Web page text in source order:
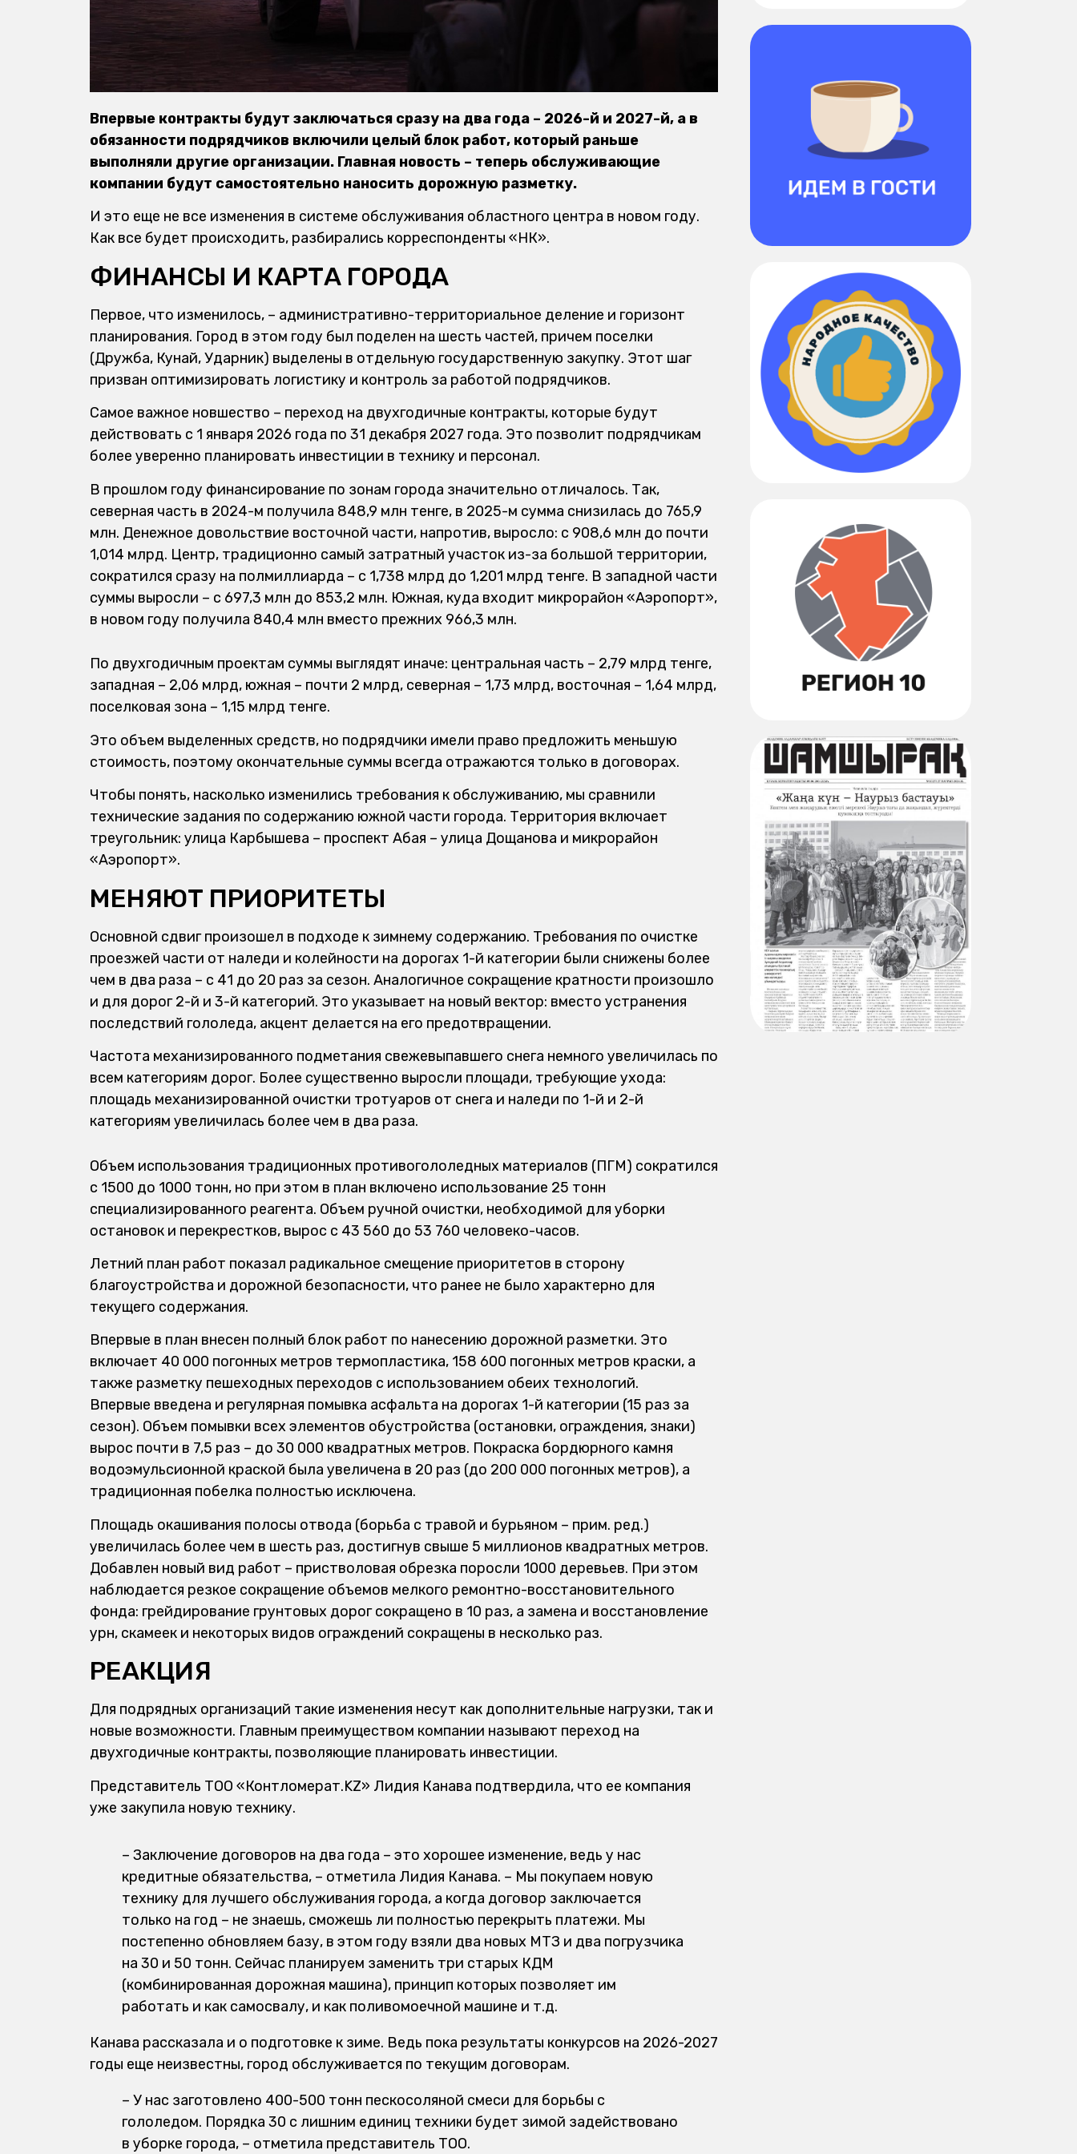
Впервые контракты будут заключаться сразу на два года – 2026-й и 2027-й, а в
обязанности подрядчиков включили целый блок работ, который раньше
выполняли другие организации. Главная новость – теперь обслуживающие
компании будут самостоятельно наносить дорожную разметку.
И это еще не все изменения в системе обслуживания областного центра в новом году.
Как все будет происходить, разбирались корреспонденты «НК».
ФИНАНСЫ И КАРТА ГОРОДА
Первое, что изменилось, – административно-территориальное деление и горизонт
планирования. Город в этом году был поделен на шесть частей, причем поселки
(Дружба, Кунай, Ударник) выделены в отдельную государственную закупку. Этот шаг
призван оптимизировать логистику и контроль за работой подрядчиков.
Самое важное новшество – переход на двухгодичные контракты, которые будут
действовать с 1 января 2026 года по 31 декабря 2027 года. Это позволит подрядчикам
более уверенно планировать инвестиции в технику и персонал.
В прошлом году финансирование по зонам города значительно отличалось. Так,
северная часть в 2024-м получила 848,9 млн тенге, в 2025-м сумма снизилась до 765,9
млн. Денежное довольствие восточной части, напротив, выросло: с 908,6 млн до почти
1,014 млрд. Центр, традиционно самый затратный участок из-за большой территории,
сократился сразу на полмиллиарда – с 1,738 млрд до 1,201 млрд тенге. В западной части
суммы выросли – с 697,3 млн до 853,2 млн. Южная, куда входит микрорайон «Аэропорт»,
в новом году получила 840,4 млн вместо прежних 966,3 млн.
По двухгодичным проектам суммы выглядят иначе: центральная часть – 2,79 млрд тенге,
западная – 2,06 млрд, южная – почти 2 млрд, северная – 1,73 млрд, восточная – 1,64 млрд,
поселковая зона – 1,15 млрд тенге.
Это объем выделенных средств, но подрядчики имели право предложить меньшую
стоимость, поэтому окончательные суммы всегда отражаются только в договорах.
Чтобы понять, насколько изменились требования к обслуживанию, мы сравнили
технические задания по содержанию южной части города. Территория включает
треугольник: улица Карбышева – проспект Абая – улица Дощанова и микрорайон
«Аэропорт».
МЕНЯЮТ ПРИОРИТЕТЫ
Основной сдвиг произошел в подходе к зимнему содержанию. Требования по очистке
проезжей части от наледи и колейности на дорогах 1-й категории были снижены более
чем в два раза – с 41 до 20 раз за сезон. Аналогичное сокращение кратности произошло
и для дорог 2-й и 3-й категорий. Это указывает на новый вектор: вместо устранения
последствий гололеда, акцент делается на его предотвращении.
Частота механизированного подметания свежевыпавшего снега немного увеличилась по
всем категориям дорог. Более существенно выросли площади, требующие ухода:
площадь механизированной очистки тротуаров от снега и наледи по 1-й и 2-й
категориям увеличилась более чем в два раза.
Объем использования традиционных противогололедных материалов (ПГМ) сократился
с 1500 до 1000 тонн, но при этом в план включено использование 25 тонн
специализированного реагента. Объем ручной очистки, необходимой для уборки
остановок и перекрестков, вырос с 43 560 до 53 760 человеко-часов.
Летний план работ показал радикальное смещение приоритетов в сторону
благоустройства и дорожной безопасности, что ранее не было характерно для
текущего содержания.
Впервые в план внесен полный блок работ по нанесению дорожной разметки. Это
включает 40 000 погонных метров термопластика, 158 600 погонных метров краски, а
также разметку пешеходных переходов с использованием обеих технологий.
Впервые введена и регулярная помывка асфальта на дорогах 1-й категории (15 раз за
сезон). Объем помывки всех элементов обустройства (остановки, ограждения, знаки)
вырос почти в 7,5 раз – до 30 000 квадратных метров. Покраска бордюрного камня
водоэмульсионной краской была увеличена в 20 раз (до 200 000 погонных метров), а
традиционная побелка полностью исключена.
Площадь окашивания полосы отвода (борьба с травой и бурьяном – прим. ред.)
увеличилась более чем в шесть раз, достигнув свыше 5 миллионов квадратных метров.
Добавлен новый вид работ – пристволовая обрезка поросли 1000 деревьев. При этом
наблюдается резкое сокращение объемов мелкого ремонтно-восстановительного
фонда: грейдирование грунтовых дорог сокращено в 10 раз, а замена и восстановление
урн, скамеек и некоторых видов ограждений сокращены в несколько раз.
РЕАКЦИЯ
Для подрядных организаций такие изменения несут как дополнительные нагрузки, так и
новые возможности. Главным преимуществом компании называют переход на
двухгодичные контракты, позволяющие планировать инвестиции.
Представитель ТОО «Контломерат.KZ» Лидия Канава подтвердила, что ее компания
уже закупила новую технику.
– Заключение договоров на два года – это хорошее изменение, ведь у нас
кредитные обязательства, – отметила Лидия Канава. – Мы покупаем новую
технику для лучшего обслуживания города, а когда договор заключается
только на год – не знаешь, сможешь ли полностью перекрыть платежи. Мы
постепенно обновляем базу, в этом году взяли два новых МТЗ и два погрузчика
на 30 и 50 тонн. Сейчас планируем заменить три старых КДМ
(комбинированная дорожная машина), принцип которых позволяет им
работать и как самосвалу, и как поливомоечной машине и т.д.
Канава рассказала и о подготовке к зиме. Ведь пока результаты конкурсов на 2026-2027
годы еще неизвестны, город обслуживается по текущим договорам.
– У нас заготовлено 400-500 тонн пескосоляной смеси для борьбы с
гололедом. Порядка 30 с лишним единиц техники будет зимой задействовано
в уборке города, – отметила представитель ТОО.